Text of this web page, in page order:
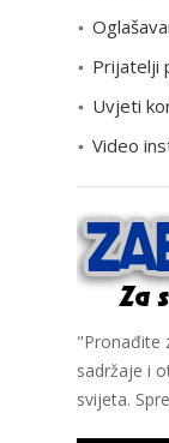
i
j Prijatelji
Uvjeti
Video
"Pronađite
sadržaje i
svijeta.